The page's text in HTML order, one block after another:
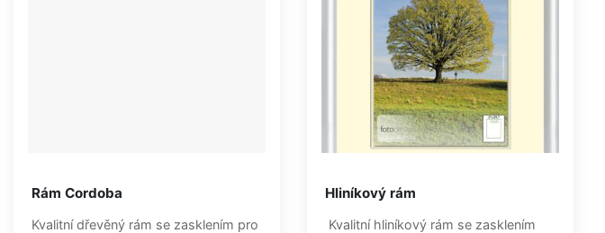
Rám Cordoba
Kvalitní dřevěný rám se zasklením pro
Hliníkový rám
Kvalitní hliníkový rám se zasklením